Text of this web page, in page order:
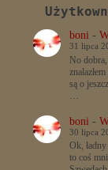
boni-
31 lipca
No
są o
…
boni-
30 lipca
Ok,
to coś